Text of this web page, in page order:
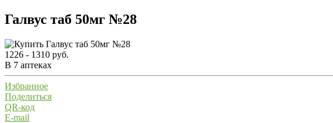
Галвус таб 50мг №28
1226 - 1310 руб.
В 7 аптеках
Избранное
Поделиться
QR-код
E-mail